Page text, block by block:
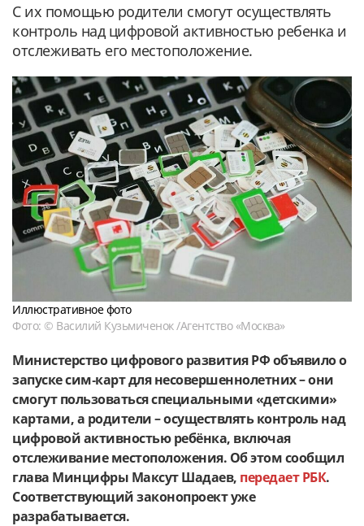
С их помощью родители смогут осуществлять
контроль над цифровой активностью ребенка и
отслеживать его местоположение.
Иллюстративное фото
Фото: © Василий Кузьмиченок /Агентство «Москва»
Министерство цифрового развития РФ объявило о
запуске сим‑карт для несовершеннолетних – они
смогут пользоваться специальными «детскими»
картами, а родители – осуществлять контроль над
цифровой активностью ребёнка, включая
отслеживание местоположения. Об этом сообщил
глава Минцифры Максут Шадаев, передает РБК.
Соответствующий законопроект уже
разрабатывается.